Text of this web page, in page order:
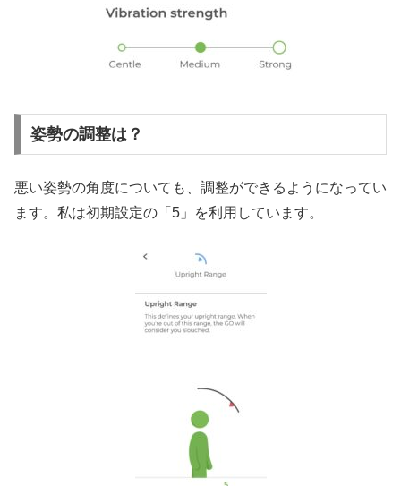
姿勢の調整は？
悪い姿勢の角度についても、調整ができるようになってい
ます。私は初期設定の「5」を利用しています。